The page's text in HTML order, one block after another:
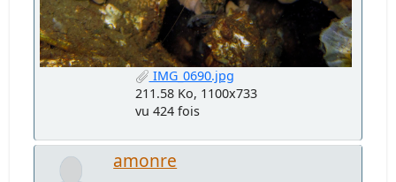
IMG_0690.jpg
211.58 Ko, 1100x733
vu 424 fois
amonre